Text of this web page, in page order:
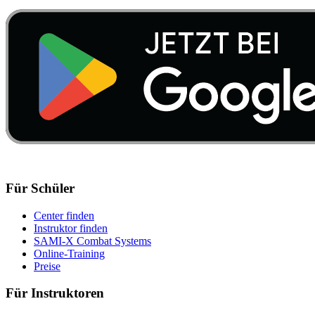
Für Schüler
Center finden
Instruktor finden
SAMI-X Combat Systems
Online-Training
Preise
Für Instruktoren